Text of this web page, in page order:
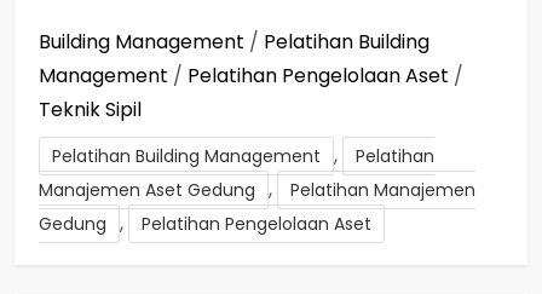
Building Management / Pelatihan Building
Management / Pelatihan Pengelolaan Aset /
Teknik Sipil
Pelatihan Building Management ,
Pelatihan
Manajemen Aset Gedung ,
Pelatihan Manajemen
Gedung , Pelatihan Pengelolaan Aset